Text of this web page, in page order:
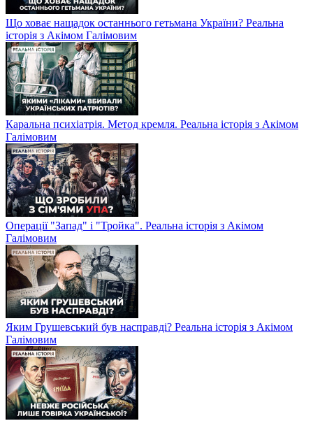
Що ховає нащадок останнього гетьмана України? Реальна
історія з Акімом Галімовим
Каральна психіатрія. Метод кремля. Реальна історія з Акімом
Галімовим
Операції "Запад" і "Тройка". Реальна історія з Акімом
Галімовим
Яким Грушевський був насправді? Реальна історія з Акімом
Галімовим